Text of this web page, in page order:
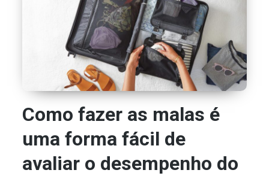
Como fazer as malas é
uma forma fácil de
avaliar o desempenho do